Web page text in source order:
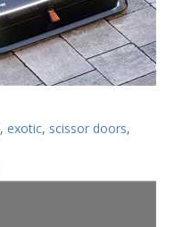
, exotic, scissor doors,